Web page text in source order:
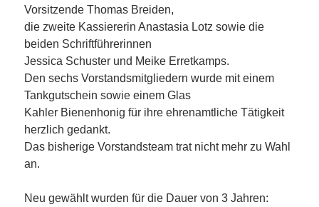
Vorsitzende Thomas Breiden,
die zweite Kassiererin Anastasia Lotz sowie die
beiden Schriftführerinnen
Jessica Schuster und Meike Erretkamps.
Den sechs Vorstandsmitgliedern wurde mit einem
Tankgutschein sowie einem Glas
Kahler Bienenhonig für ihre ehrenamtliche Tätigkeit
herzlich gedankt.
Das bisherige Vorstandsteam trat nicht mehr zu Wahl
an.
Neu gewählt wurden für die Dauer von 3 Jahren: